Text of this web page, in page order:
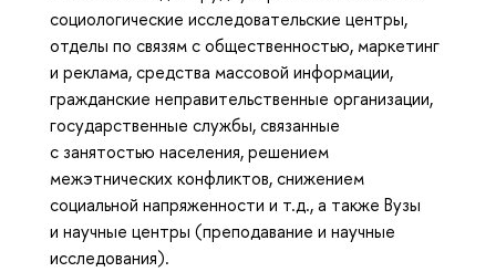
социологические исследовательские центры,
отделы по связям с общественностью, маркетинг
и реклама, средства массовой информации,
гражданские неправительственные организации,
государственные службы, связанные
с занятостью населения, решением
межэтнических конфликтов, снижением
социальной напряженности и т.д., а также Вузы
и научные центры (преподавание и научные
исследования).